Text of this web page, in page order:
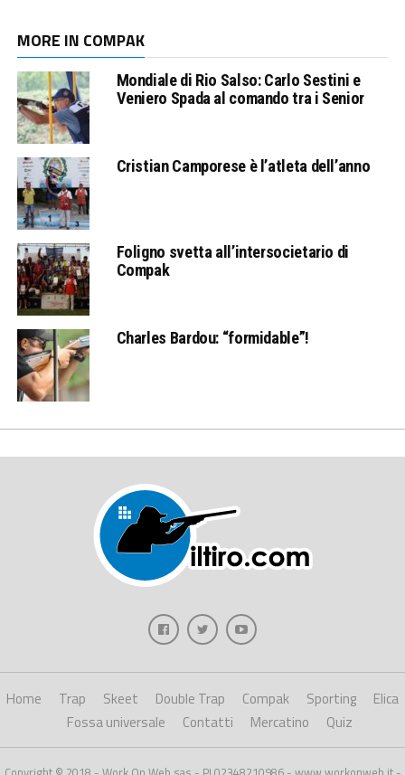
MORE IN COMPAK
Mondiale di Rio Salso: Carlo Sestini e
Veniero Spada al comando tra i Senior
Cristian Camporese è l’atleta dell’anno
Foligno svetta all’intersocietario di
Compak
Charles Bardou: “formidable”!
Home Trap Skeet Double Trap Compak Sporting
Elica
Fossa universale
Contatti Mercatino Quiz